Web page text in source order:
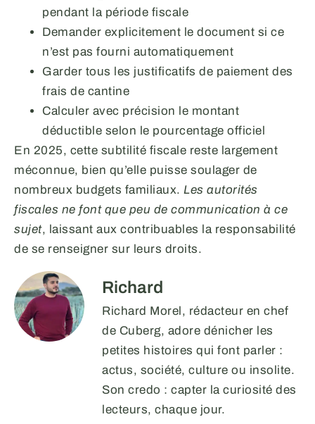
pendant la période fiscale
Demander explicitement le document si ce
n’est pas fourni automatiquement
Garder tous les justificatifs de paiement des
frais de cantine
Calculer avec précision le montant
déductible selon le pourcentage officiel
En 2025, cette subtilité fiscale reste largement
méconnue, bien qu’elle puisse soulager de
nombreux budgets familiaux. Les autorités
fiscales ne font que peu de communication à ce
sujet, laissant aux contribuables la responsabilité
de se renseigner sur leurs droits.
Richard
Richard Morel, rédacteur en chef
de Cuberg, adore dénicher les
petites histoires qui font parler :
actus, société, culture ou insolite.
Son credo : capter la curiosité des
lecteurs, chaque jour.